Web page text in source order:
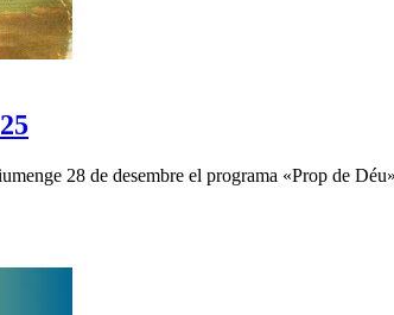
28 de desembre el programa «Prop de